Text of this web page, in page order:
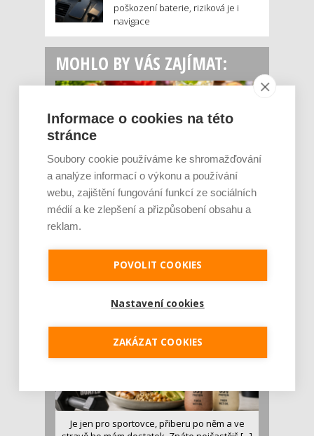
poškození baterie, riziková je i
navigace
MOHLO BY VÁS ZAJÍMAT:
Rajčata, borůvky nebo ořechy. Potraviny,
které v létě pomáhají hormonům a ulevuj [...]
malý restart. Čerstvé ovoce, zelenina nebo
luštěniny jsou práv...
Je jen pro sportovce, přiberu po něm a ve
Informace o cookies na této
stránce
Soubory cookie používáme ke shromažďování
a analýze informací o výkonu a používání
webu, zajištění fungování funkcí ze sociálních
médií a ke zlepšení a přizpůsobení obsahu a
reklam.
POVOLIT COOKIES
Nastavení cookies
ZAKÁZAT COOKIES